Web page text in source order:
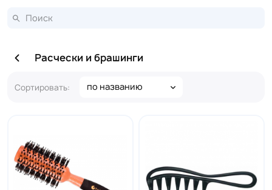
Расчески и брашинги
Сортировать: по названию